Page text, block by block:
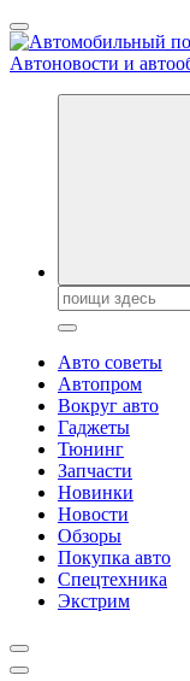
Перейти
к
содержанию
Справочник
Поиск:
Авто советы
Автопром
Вокруг авто
Гаджеты
Тюнинг
Запчасти
Новинки
Новости
Обзоры
Покупка авто
Спецтехника
Экстрим